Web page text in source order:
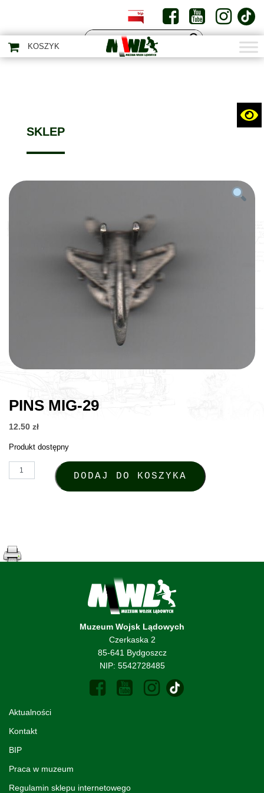
PL EN
KOSZYK
SKLEP
PINS MIG-29
12.50 zł
Produkt dostępny
ilość Pins MiG-29
DODAJ DO KOSZYKA
Muzeum Wojsk Lądowych
Czerkaska 2
85-641 Bydgoszcz
NIP: 5542728485
Aktualności
Kontakt
BIP
Praca w muzeum
Regulamin sklepu internetowego